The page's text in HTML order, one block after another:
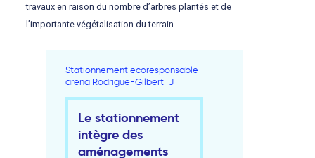
travaux en raison du nombre d’arbres plantés et de
l’importante végétalisation du terrain.
Stationnement ecoresponsable
arena Rodrigue-Gilbert_J
Le stationnement
intègre des
aménagements